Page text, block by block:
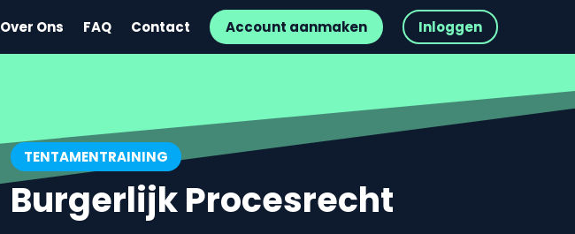
Over Ons FAQ Contact Account aanmaken Inloggen
TENTAMENTRAINING
Burgerlijk Procesrecht